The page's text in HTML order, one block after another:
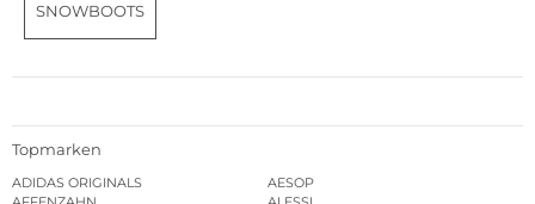
SNOWBOOTS
Topmarken
ADIDAS ORIGINALS
AESOP